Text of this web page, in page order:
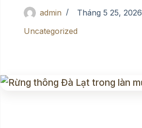
admin
Tháng 5 25, 2026
Uncategorized